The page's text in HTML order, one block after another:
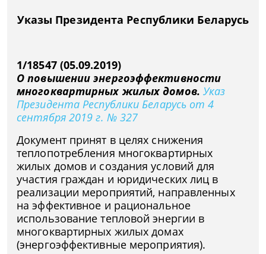
Указы Президента Республики Беларусь
1/18547 (05.09.2019)
О повышении энергоэффективности
многоквартирных жилых домов. Указ
Президента Республики Беларусь от 4
сентября 2019 г. № 327
Документ принят в целях снижения
теплопотребления многоквартирных
жилых домов и создания условий для
участия граждан и юридических лиц в
реализации мероприятий, направленных
на эффективное и рациональное
использование тепловой энергии в
многоквартирных жилых домах
(энергоэффективные мероприятия).